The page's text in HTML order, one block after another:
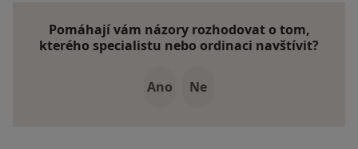
Pomáhají vám názory rozhodovat o tom,
kterého specialistu nebo ordinaci navštívit?
Ano Ne